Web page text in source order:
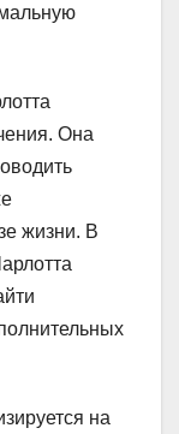
Она
жизни. В
на